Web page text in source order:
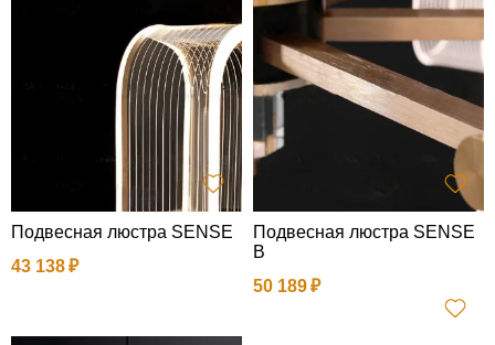
Подвесная люстра SENSE
43 138
Подвесная люстра SENSE
B
50 189